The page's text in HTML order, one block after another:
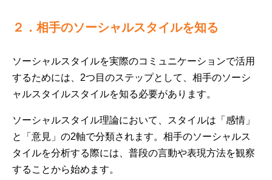
２．相手のソーシャルスタイルを知る
ソーシャルスタイルを実際のコミュニケーションで活用
するためには、2つ目のステップとして、相手のソーシ
ャルスタイルスタイルを知る必要があります。
ソーシャルスタイル理論において、スタイルは「感情」
と「意見」の2軸で分類されます。相手のソーシャルス
タイルを分析する際には、普段の言動や表現方法を観察
することから始めます。